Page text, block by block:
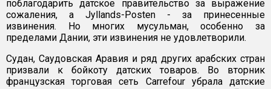
поблагодарить датское правительство за выражение
сожаления, а Jyllands-Posten - за принесенные
извинения. Но многих мусульман, особенно за
пределами Дании, эти извинения не удовлетворили.
Судан, Саудовская Аравия и ряд других арабских стран
призвали к бойкоту датских товаров. Во вторник
французская торговая сеть Carrefour убрала датские